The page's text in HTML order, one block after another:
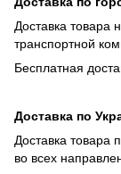
Доставка товара
транспортной
Бесплатная
Доставка по
Доставка товара
во всех